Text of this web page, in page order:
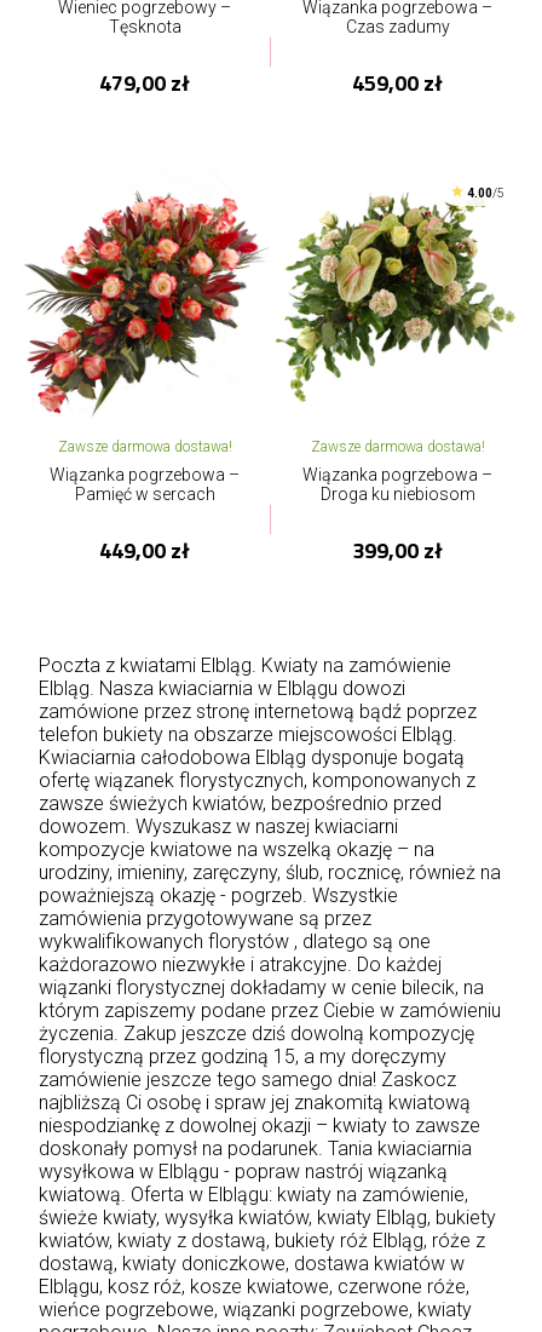
Wieniec pogrzebowy –
Tęsknota
479,00 zł
Wiązanka pogrzebowa –
Czas zadumy
459,00 zł
Zawsze darmowa dostawa!
Wiązanka pogrzebowa –
Pamięć w sercach
449,00 zł
4.00/5
Zawsze darmowa dostawa!
Wiązanka pogrzebowa –
Droga ku niebiosom
399,00 zł
Poczta z kwiatami Elbląg. Kwiaty na zamówienie
Elbląg. Nasza kwiaciarnia w Elblągu dowozi
zamówione przez stronę internetową bądź poprzez
telefon bukiety na obszarze miejscowości Elbląg.
Kwiaciarnia całodobowa Elbląg dysponuje bogatą
ofertę wiązanek florystycznych, komponowanych z
zawsze świeżych kwiatów, bezpośrednio przed
dowozem. Wyszukasz w naszej kwiaciarni
kompozycje kwiatowe na wszelką okazję – na
urodziny, imieniny, zaręczyny, ślub, rocznicę, również na
poważniejszą okazję - pogrzeb. Wszystkie
zamówienia przygotowywane są przez
wykwalifikowanych florystów , dlatego są one
każdorazowo niezwykłe i atrakcyjne. Do każdej
wiązanki florystycznej dokładamy w cenie bilecik, na
którym zapiszemy podane przez Ciebie w zamówieniu
życzenia. Zakup jeszcze dziś dowolną kompozycję
florystyczną przez godziną 15, a my doręczymy
zamówienie jeszcze tego samego dnia! Zaskocz
najbliższą Ci osobę i spraw jej znakomitą kwiatową
niespodziankę z dowolnej okazji – kwiaty to zawsze
doskonały pomysł na podarunek. Tania kwiaciarnia
wysyłkowa w Elblągu - popraw nastrój wiązanką
kwiatową. Oferta w Elblągu: kwiaty na zamówienie,
świeże kwiaty, wysyłka kwiatów, kwiaty Elbląg, bukiety
kwiatów, kwiaty z dostawą, bukiety róż Elbląg, róże z
dostawą, kwiaty doniczkowe, dostawa kwiatów w
Elblągu, kosz róż, kosze kwiatowe, czerwone róże,
wieńce pogrzebowe, wiązanki pogrzebowe, kwiaty